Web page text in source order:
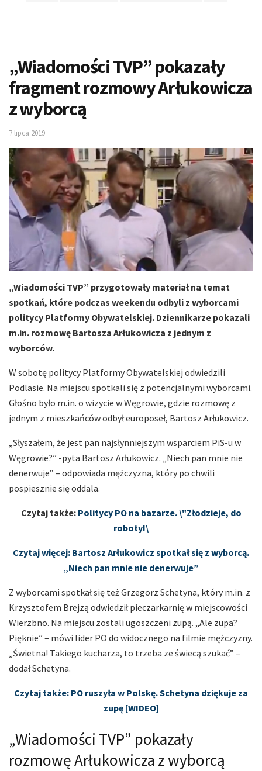
„Wiadomości TVP” pokazały
fragment rozmowy Arłukowicza
z wyborcą
7 lipca 2019
„Wiadomości TVP” przygotowały materiał na temat
spotkań, które podczas weekendu odbyli z wyborcami
politycy Platformy Obywatelskiej. Dziennikarze pokazali
m.in. rozmowę Bartosza Arłukowicza z jednym z
wyborców.
W sobotę politycy Platformy Obywatelskiej odwiedzili
Podlasie. Na miejscu spotkali się z potencjalnymi wyborcami.
Głośno było m.in. o wizycie w Węgrowie, gdzie rozmowę z
jednym z mieszkańców odbył europoseł, Bartosz Arłukowicz.
„Słyszałem, że jest pan najsłynniejszym wsparciem PiS-u w
Węgrowie?” -pyta Bartosz Arłukowicz. „Niech pan mnie nie
denerwuje” – odpowiada mężczyzna, który po chwili
pospiesznie się oddala.
Czytaj także: Politycy PO na bazarze. \"Złodzieje, do
roboty!\
Czytaj więcej: Bartosz Arłukowicz spotkał się z wyborcą.
„Niech pan mnie nie denerwuje”
Z wyborcami spotkał się też Grzegorz Schetyna, który m.in. z
Krzysztofem Brejzą odwiedził pieczarkarnię w miejscowości
Wierzbno. Na miejscu zostali ugoszczeni zupą. „Ale zupa?
Pięknie” – mówi lider PO do widocznego na filmie mężczyzny.
„Świetna! Takiego kucharza, to trzeba ze świecą szukać” –
dodał Schetyna.
Czytaj także: PO ruszyła w Polskę. Schetyna dziękuje za
zupę [WIDEO]
„Wiadomości TVP” pokazały
rozmowę Arłukowicza z wyborcą